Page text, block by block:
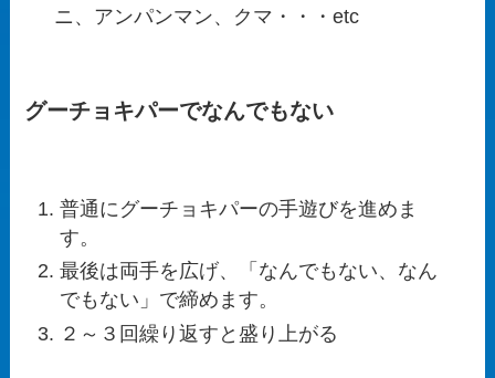
ニ、アンパンマン、クマ・・・etc
グーチョキパーでなんでもない
普通にグーチョキパーの手遊びを進めま
す。
最後は両手を広げ、「なんでもない、なん
でもない」で締めます。
２～３回繰り返すと盛り上がる